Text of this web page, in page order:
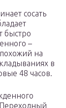
сосать
быстро
–
на
в
48 часов.
Переходный